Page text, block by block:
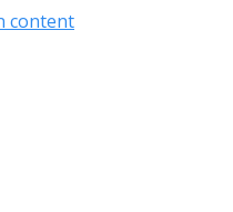
content